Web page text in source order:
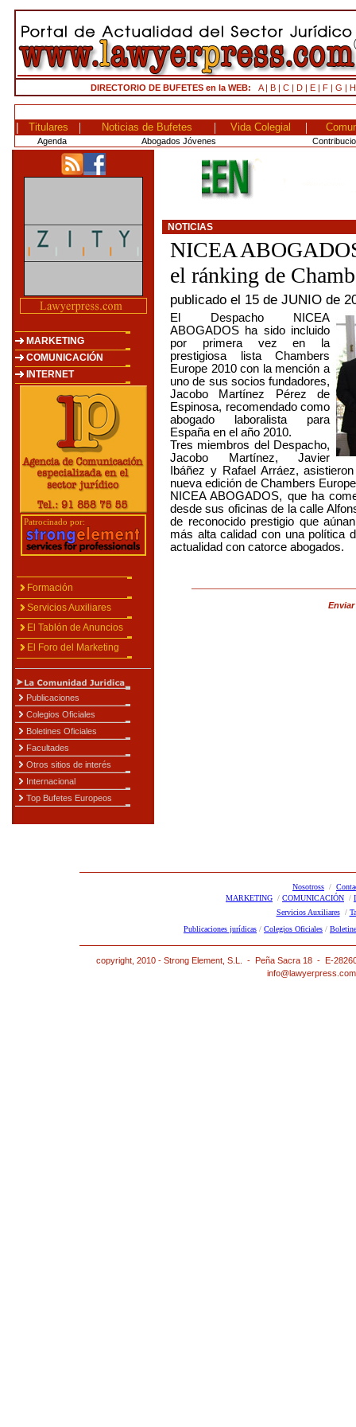
DIRECTORIO DE BUFETES en la WEB: A | B | C | D | E | F | G |
| Titulares | Noticias de Bufetes | Vida Colegial |
Agenda Abogados Jóvenes
MARKETING
COMUNICACIÓN
INTERNET
Patrocinado por:
Formación
Servicios Auxiliares
El Tablón de Anuncios
El Foro del Marketing
Publicaciones
Colegios Oficiales
Boletines Oficiales
Facultades
Otros sitios de interés
Internacional
Top Bufetes Europeos
NOTICIAS
NICEA
el ránking de
publicado el 15 de JUNIO de
El Despacho NICEA
ABOGADOS ha sido incluido
por primera vez en la
prestigiosa lista Chambers
Europe 2010 con la mención a
uno de sus socios fundadores,
Jacobo Martínez Pérez de
Espinosa, recomendado como
abogado laboralista para
España en el año 2010.
Tres miembros del Despacho,
Jacobo Martínez, Javier
Ibáñez y Rafael Arráez,
nueva edición de Chambers
NICEA ABOGADOS, que ha
desde sus oficinas de la calle
de reconocido prestigio que
más alta calidad con una política
actualidad con catorce abogados.
Nosotross /
MARKETING / COMUNICACIÓN /
Servicios Auxiliares/
Publicaciones jurídicas / Colegios Oficiales /
copyright, 2010 - Strong Element, S.L. - Peña Sacra 18 - E-
info@lawyerpress.com